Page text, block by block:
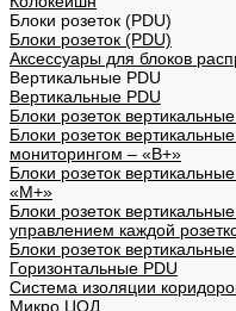
Блоки розеток (PDU)
Блоки розеток (PDU)
Аксессуары для блоков
Вертикальные PDU
Вертикальные PDU
Блоки розеток
Блоки розеток
мониторингом – «В+»
Блоки розеток
«М+»
Блоки розеток
управлением каждой
Блоки розеток
Горизонтальные PDU
Система изоляции
Микро ЦОД